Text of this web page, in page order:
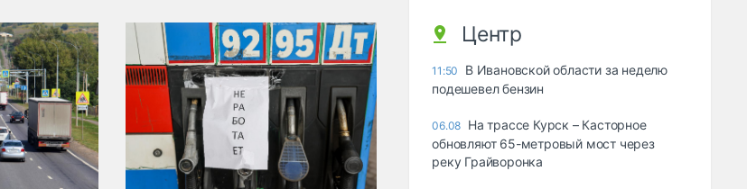
Центр
11:50
В Ивановской области за неделю
подешевел бензин
06.08 На трассе Курск – Касторное
обновляют 65-метровый мост через
реку Грайворонка